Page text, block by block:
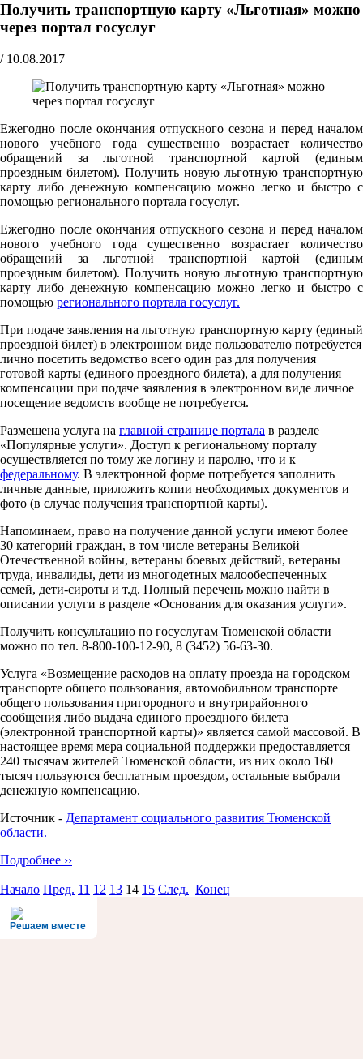
Получить транспортную карту «Льготная» можно
через портал госуслуг
/ 10.08.2017
Ежегодно после окончания отпускного сезона и перед началом
нового учебного года существенно возрастает количество
обращений за льготной транспортной картой (единым
проездным билетом). Получить новую льготную транспортную
карту либо денежную компенсацию можно легко и быстро с
помощью регионального портала госуслуг.
Ежегодно после окончания отпускного сезона и перед началом
нового учебного года существенно возрастает количество
обращений за льготной транспортной картой (единым
проездным билетом). Получить новую льготную транспортную
карту либо денежную компенсацию можно легко и быстро с
помощью регионального портала госуслуг.
При подаче заявления на льготную транспортную карту (единый
проездной билет) в электронном виде пользователю потребуется
лично посетить ведомство всего один раз для получения
готовой карты (единого проездного билета), а для получения
компенсации при подаче заявления в электронном виде личное
посещение ведомств вообще не потребуется.
Размещена услуга на главной странице портала в разделе
«Популярные услуги». Доступ к региональному порталу
осуществляется по тому же логину и паролю, что и к
федеральному. В электронной форме потребуется заполнить
личные данные, приложить копии необходимых документов и
фото (в случае получения транспортной карты).
Напоминаем, право на получение данной услуги имеют более
30 категорий граждан, в том числе ветераны Великой
Отечественной войны, ветераны боевых действий, ветераны
труда, инвалиды, дети из многодетных малообеспеченных
семей, дети-сироты и т.д. Полный перечень можно найти в
описании услуги в разделе «Основания для оказания услуги».
Получить консультацию по госуслугам Тюменской области
можно по тел. 8-800-100-12-90, 8 (3452) 56-63-30.
Услуга «Возмещение расходов на оплату проезда на городском
транспорте общего пользования, автомобильном транспорте
общего пользования пригородного и внутрирайонного
сообщения либо выдача единого проездного билета
(электронной транспортной карты)» является самой массовой. В
настоящее время мера социальной поддержки предоставляется
240 тысячам жителей Тюменской области, из них около 160
тысяч пользуются бесплатным проездом, остальные выбрали
денежную компенсацию.
Источник - Департамент социального развития Тюменской
области.
Подробнее ››
Начало Пред. 11 12 13 14 15 След. Конец
Решаем вместе